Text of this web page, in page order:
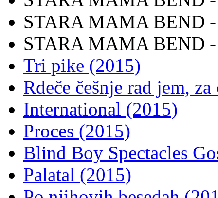
STARA MAMA BEND
STARA MAMA BEND -
Tri pike (2015)
Rdeče češnje rad jem,
International (2015)
Proces (2015)
Blind Boy Spectacles
Palatal (2015)